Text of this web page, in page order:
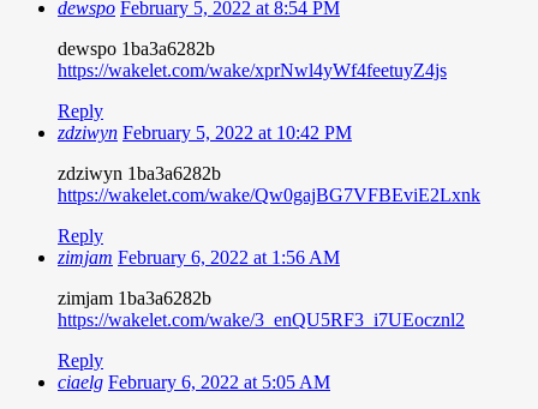
dewspo February 5, 2022 at 8:54 PM
dewspo 1ba3a6282b
https://wakelet.com/wake/xprNwl4yWf4feetuyZ4js
Reply
zdziwyn February 5, 2022 at 10:42 PM
zdziwyn 1ba3a6282b
https://wakelet.com/wake/Qw0gajBG7VFBEviE2Lxnk
Reply
zimjam February 6, 2022 at 1:56 AM
zimjam 1ba3a6282b
https://wakelet.com/wake/3_enQU5RF3_i7UEocznl2
Reply
ciaelg February 6, 2022 at 5:05 AM